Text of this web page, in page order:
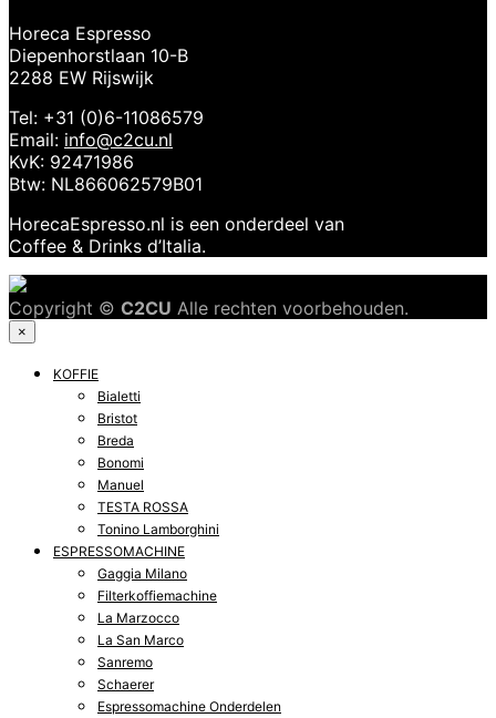
Horeca Espresso
Diepenhorstlaan 10-B
2288 EW Rijswijk
Tel: +31 (0)6-11086579
Email: info@c2cu.nl
KvK: 92471986
Btw: NL866062579B01
HorecaEspresso.nl is een onderdeel van
Coffee & Drinks d’Italia.
Copyright © C2CU Alle rechten voorbehouden.
×
KOFFIE
Bialetti
Bristot
Breda
Bonomi
Manuel
TESTA ROSSA
Tonino Lamborghini
ESPRESSOMACHINE
Gaggia Milano
Filterkoffiemachine
La Marzocco
La San Marco
Sanremo
Schaerer
Espressomachine Onderdelen